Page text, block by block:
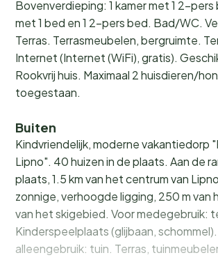
Bovenverdieping: 1 kamer met 1 2-pers
met 1 bed en 1 2-pers bed. Bad/WC.
Terras. Terrasmeubelen, bergruimte.
Internet (Internet (WiFi), gratis).
Rookvrij huis. Maximaal 2 huisdieren/
toegestaan.
Buiten
Kindvriendelijk, moderne vakantiedorp
Lipno". 40 huizen in de plaats. Aan de
plaats, 1.5 km van het centrum van
zonnige, verhoogde ligging, 250 m van
van het skigebied. Voor medegebruik:
Kinderspeelplaats (glijbaan,
alleengebruik: tuin. Terras,